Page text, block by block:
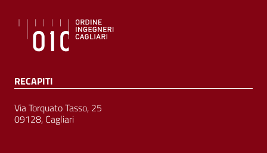
RECAPITI
Via Torquato Tasso, 25
09128, Cagliari